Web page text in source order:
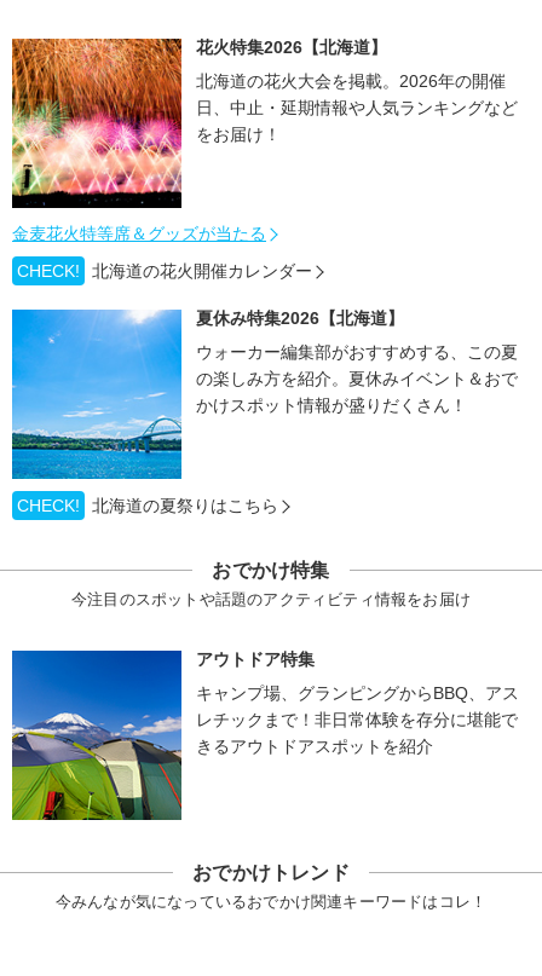
花火特集2026【北海道】
北海道の花火大会を掲載。2026年の開催
日、中止・延期情報や人気ランキングなど
をお届け！
金麦花火特等席＆グッズが当たる
CHECK!
北海道の花火開催カレンダー
夏休み特集2026【北海道】
ウォーカー編集部がおすすめする、この夏
の楽しみ方を紹介。夏休みイベント＆おで
かけスポット情報が盛りだくさん！
CHECK! 北海道の夏祭りはこちら
おでかけ特集
今注目のスポットや話題のアクティビティ情報をお届け
アウトドア特集
キャンプ場、グランピングからBBQ、アス
レチックまで！非日常体験を存分に堪能で
きるアウトドアスポットを紹介
おでかけトレンド
今みんなが気になっているおでかけ関連キーワードはコレ！